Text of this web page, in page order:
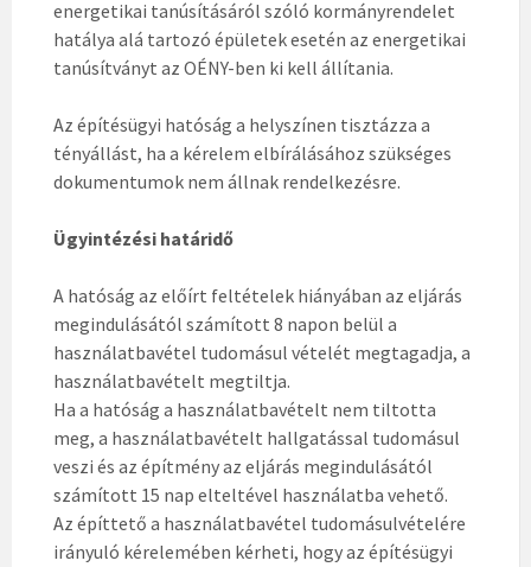
energetikai tanúsításáról szóló kormányrendelet
hatálya alá tartozó épületek esetén az energetikai
tanúsítványt az OÉNY-ben ki kell állítania.
Az építésügyi hatóság a helyszínen tisztázza a
tényállást, ha a kérelem elbírálásához szükséges
dokumentumok nem állnak rendelkezésre.
Ügyintézési határidő
A hatóság az előírt feltételek hiányában az eljárás
megindulásától számított 8 napon belül a
használatbavétel tudomásul vételét megtagadja, a
használatbavételt megtiltja.
Ha a hatóság a használatbavételt nem tiltotta
meg, a használatbavételt hallgatással tudomásul
veszi és az építmény az eljárás megindulásától
számított 15 nap elteltével használatba vehető.
Az építtető a használatbavétel tudomásulvételére
irányuló kérelemében kérheti, hogy az építésügyi